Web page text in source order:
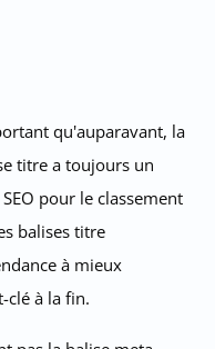
qu'auparavant, la
titre a toujours un
pour le classement
balises titre
à mieux
clé à la fin.